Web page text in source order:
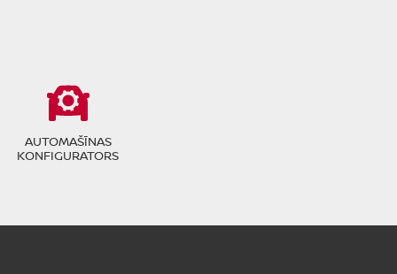
AUTOMAŠĪNAS
KONFIGURATORS